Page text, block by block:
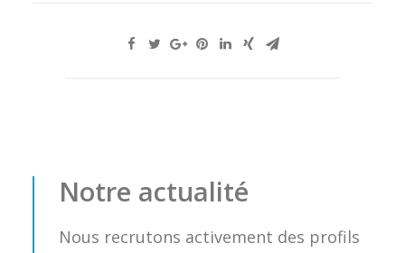
Notre actualité
Nous recrutons activement des profils